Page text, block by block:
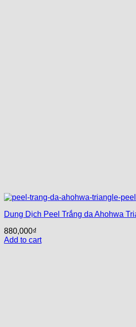
Dung Dịch Peel Trắng da Ahohwa
880,000₫
Add to cart